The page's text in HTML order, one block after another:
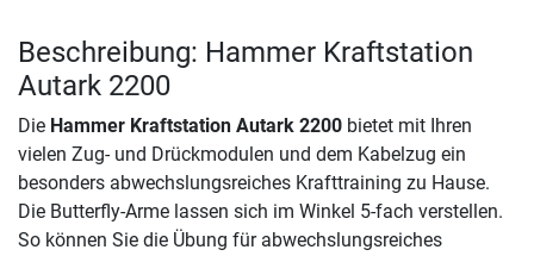
Beschreibung: Hammer Kraftstation
Autark 2200
Die Hammer Kraftstation Autark 2200 bietet mit Ihren
vielen Zug- und Drückmodulen und dem Kabelzug ein
besonders abwechslungsreiches Krafttraining zu Hause.
Die Butterfly-Arme lassen sich im Winkel 5-fach verstellen.
So können Sie die Übung für abwechslungsreiches